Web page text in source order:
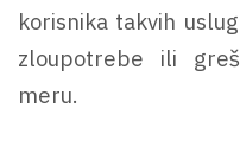
korisnika takvih
zloupotrebe ili
meru.